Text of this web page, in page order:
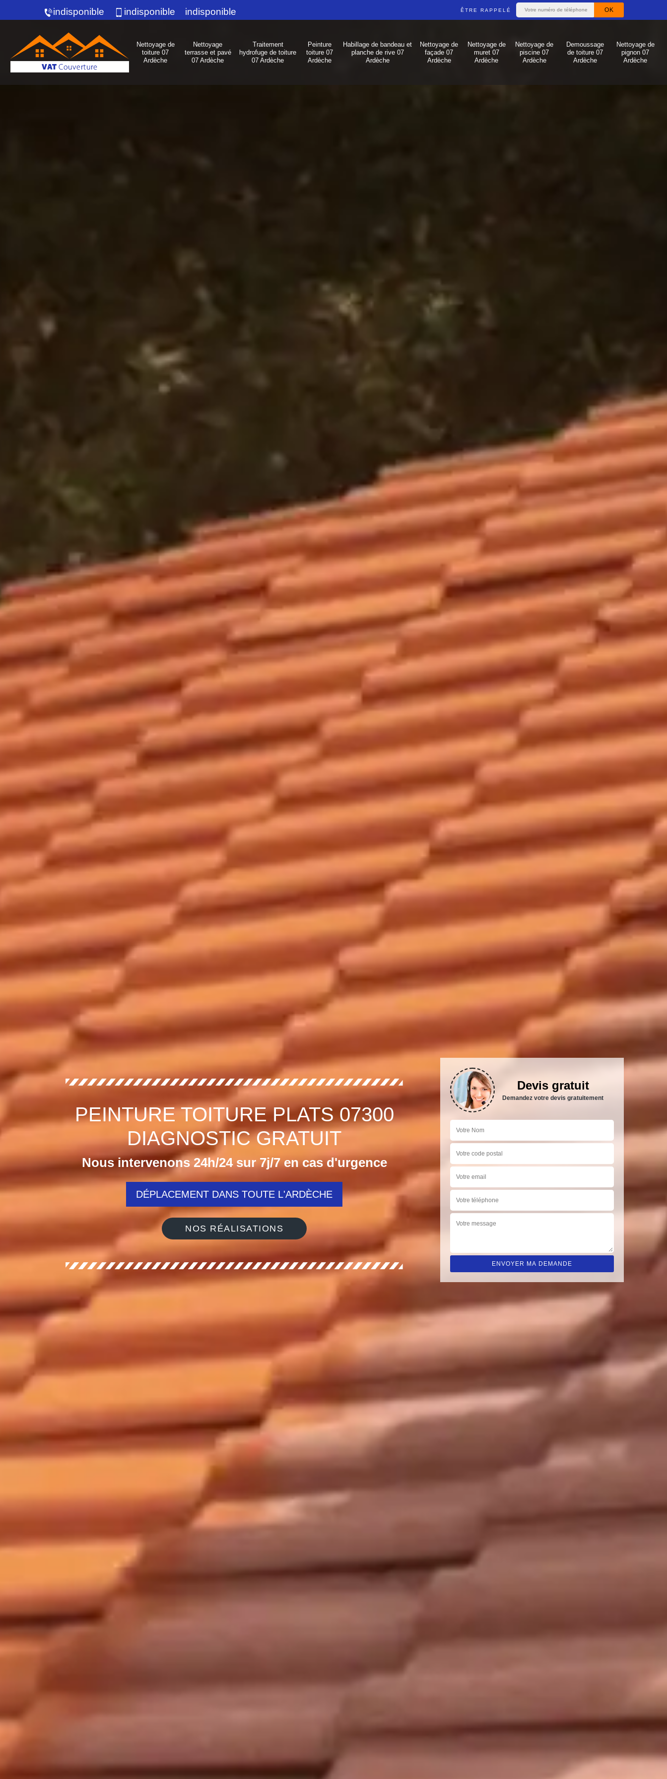
indisponible indisponible indisponible ÊTRE RAPPELÉ
Nettoyage de
toiture 07
Ardèche
Nettoyage
terrasse et pavé
07 Ardèche
Traitement
hydrofuge de toiture
07 Ardèche
Peinture
toiture 07
Ardèche
Habillage de bandeau et
planche de rive 07
Ardèche
Nettoyage de
façade 07
Ardèche
Nettoyage de
muret 07
Ardèche
Nettoyage de
piscine 07
Ardèche
Demoussage
de toiture 07
Ardèche
Nettoyage de
pignon 07
Ardèche
PEINTURE TOITURE PLATS 07300
DIAGNOSTIC GRATUIT
Nous intervenons 24h/24 sur 7j/7 en cas d'urgence
DÉPLACEMENT DANS TOUTE L'ARDÈCHE
NOS RÉALISATIONS
Devis gratuit
Demandez votre devis gratuitement